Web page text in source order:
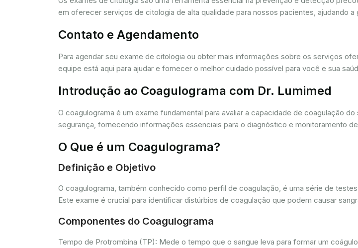
em oferecer serviços de citologia de alta qualidade para nossos pacientes, ajudando a
Contato e Agendamento
Para agendar seu exame de citologia ou obter mais informações sobre os serviços
equipe está aqui para ajudar e fornecer o melhor cuidado possível para você e sua
Introdução ao Coagulograma com Dr. Lumimed
O coagulograma é um exame fundamental para avaliar a capacidade de coagulação
segurança, fornecendo informações essenciais para o diagnóstico e monitoramento
O Que é um Coagulograma?
Definição e Objetivo
O coagulograma, também conhecido como perfil de coagulação, é uma série de
Este exame é crucial para identificar distúrbios de coagulação que podem causar
Componentes do Coagulograma
Tempo de Protrombina (TP): Mede o tempo que o sangue leva para formar um